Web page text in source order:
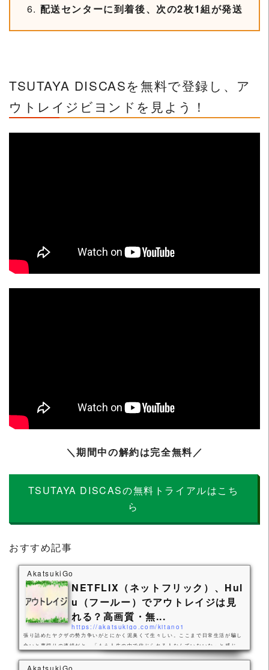
配送センターに到着後、次の2枚1組が発送
TSUTAYA DISCASを無料で登録し、ア
ウトレイジビヨンドを見よう！
＼期間中の解約は完全無料／
TSUTAYA DISCASの無料トライアルはこち
ら
おすすめ記事
AkatsukiGo
NETFLIX（ネットフリック）、Hul
u（フールー）でアウトレイジは見
れる？高画質・無...
https://akatsukigo.com/kitano1
張り詰めたヤクザの勢力争いがとにかく泥臭くて生々しい。ここまで日常生活が騙し
合いと裏切りの連続だと、「もう人生の中で信じられる人なんていないな」と感じ
て、自分だったら人間不信になりそうな思いがしました。演じている俳優陣がみんな
経験を積んだベテランということもあって、その駆け引きの緊張感が重苦しく胸に迫
AkatsukiGo